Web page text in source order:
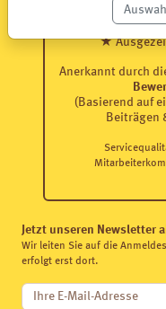
★
Anerkannt durch
(Basierend auf
Beiträgen
Jetzt unseren Newsletter
Wir leiten Sie auf die
erfolgt erst dort.